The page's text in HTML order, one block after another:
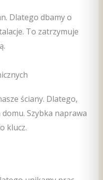
Dlatego dbamy o
To zatrzymuje
ściany. Dlatego,
Szybka naprawa
klucz.